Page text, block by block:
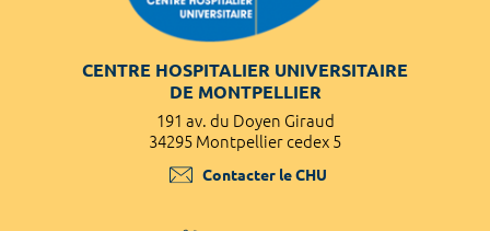
CENTRE HOSPITALIER UNIVERSITAIRE
DE MONTPELLIER
191 av. du Doyen Giraud
34295 Montpellier cedex 5
Contacter le CHU